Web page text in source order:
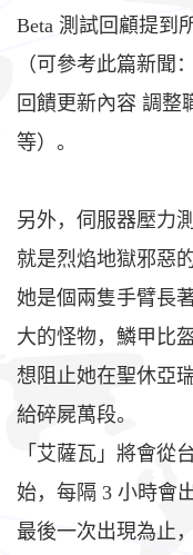
Beta 測試回顧提到
（可參考此篇新聞
回饋更新內容 調整
等）。
另外，伺服器壓力
就是烈焰地獄邪惡
她是個兩隻手臂長
大的怪物，鱗甲比
想阻止她在聖休亞
給碎屍萬段。
「艾薩瓦」將會從
始，每隔 3 小時會
最後一次出現為止